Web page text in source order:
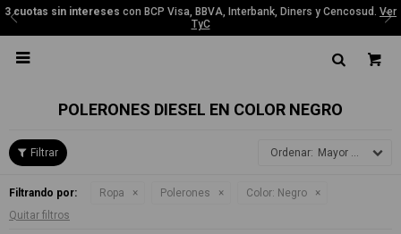
3 cuotas sin intereses con BCP Visa, BBVA, Interbank, Diners y Cencosud. Ver
TyC

POLERONES DIESEL EN COLOR NEGRO
Mayor precio
Filtrando por: Ropa Polerones Color: Negro
Quitar filtros